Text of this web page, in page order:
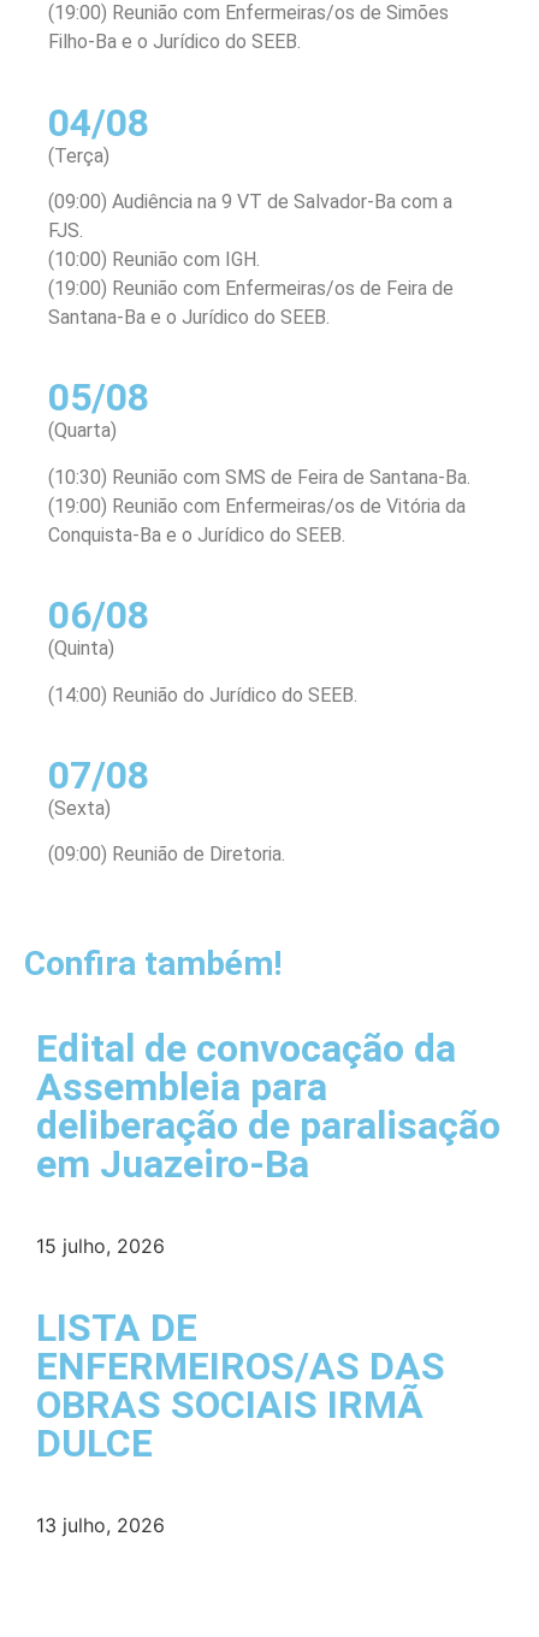
(19:00) Reunião com Enfermeiras/os de Simões
Filho-Ba e o Jurídico do SEEB.
04/08
(Terça)
(09:00) Audiência na 9 VT de Salvador-Ba com a
FJS.
(10:00) Reunião com IGH.
(19:00) Reunião com Enfermeiras/os de Feira de
Santana-Ba e o Jurídico do SEEB.
05/08
(Quarta)
(10:30) Reunião com SMS de Feira de Santana-Ba.
(19:00) Reunião com Enfermeiras/os de Vitória da
Conquista-Ba e o Jurídico do SEEB.
06/08
(Quinta)
(14:00) Reunião do Jurídico do SEEB.
07/08
(Sexta)
(09:00) Reunião de Diretoria.
Confira também!
Edital de convocação da
Assembleia para
deliberação de paralisação
em Juazeiro-Ba
15 julho, 2026
LISTA DE
ENFERMEIROS/AS DAS
OBRAS SOCIAIS IRMÃ
DULCE
13 julho, 2026